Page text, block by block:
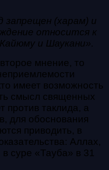
запрещен (харам) и
относится к
и Шаукани».
мнение, то
имеет возможность
смысл священных
против таклида, а
для обоснования
приводить, в
Аллах,
суре «Тауба» в 31